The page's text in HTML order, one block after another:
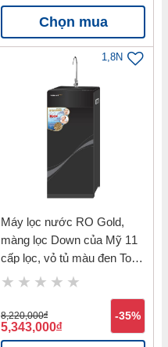
Chọn mua
1,8N
Máy lọc nước RO Gold,
màng lọc Down của Mỹ 11
cấp lọc, vỏ tủ màu đen Toàn
Mỹ TMK-71411B
8,220,000đ
5,343,000đ
-35%